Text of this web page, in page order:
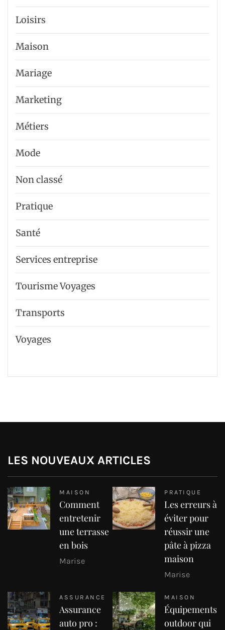
Loisirs
Maison
Mariage
Marketing
Métiers
Mode
Non classé
Pratique
Santé
Services entreprise
Tourisme Voyages
Transports
Voyages
LES NOUVEAUX ARTICLES
MAISON
Comment
entretenir
une terrasse
en bois
Marise
PRATIQUE
Les erreurs à
éviter pour
réussir une
pâte à pizza
maison
Marise
ASSURANCE
Assurance
auto pro :
MAISON
Équipements
outdoor qui